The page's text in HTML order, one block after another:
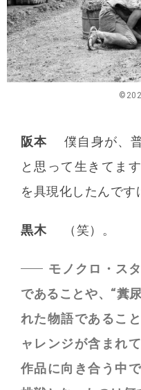
阪本
僕自身が、
と思って生きてま
を具現化したんです
黒木 （笑）。
モノクロ・ス
であることや、“糞
れた物語であるこ
ャレンジが含まれ
作品に向き合う中